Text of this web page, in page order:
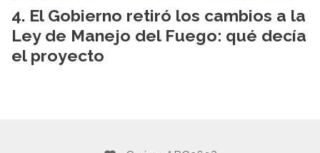
El Gobierno retiró los cambios a la
Ley de Manejo del Fuego: qué decía
el proyecto